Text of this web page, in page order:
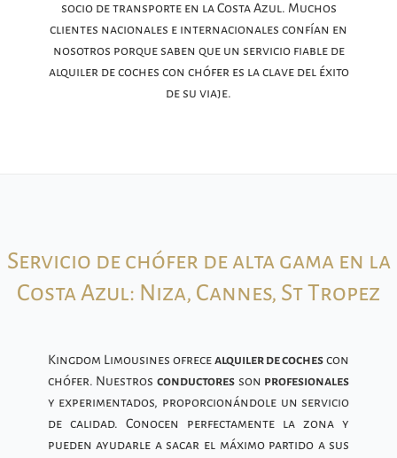
socio de transporte en la Costa Azul. Muchos
clientes nacionales e internacionales confían en
nosotros porque saben que un servicio fiable de
alquiler de coches con chófer es la clave del éxito
de su viaje.
Servicio de chófer de alta gama en la
Costa Azul: Niza, Cannes, St Tropez
Kingdom Limousines ofrecealquiler de cochescon
chófer. Nuestros conductores son profesionales
y experimentados, proporcionándole un servicio
de calidad. Conocen perfectamente la zona y
pueden ayudarle a sacar el máximo partido a sus